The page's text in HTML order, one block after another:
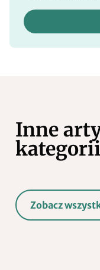
Inne
kategorii
Zobacz